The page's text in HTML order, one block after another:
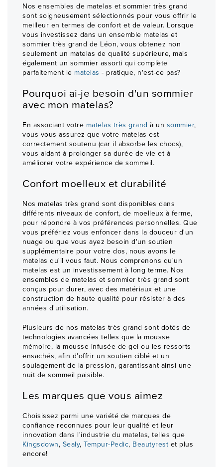
Nos ensembles de matelas et sommier très grand
sont soigneusement sélectionnés pour vous offrir le
meilleur en termes de confort et de valeur. Lorsque
vous investissez dans un ensemble matelas et
sommier très grand de Léon, vous obtenez non
seulement un matelas de qualité supérieure, mais
également un sommier assorti qui complète
parfaitement le matelas - pratique, n'est-ce pas?
Pourquoi ai-je besoin d'un sommier
avec mon matelas?
En associant votre matelas très grand à un sommier,
vous vous assurez que votre matelas est
correctement soutenu (car il absorbe les chocs),
vous aidant à prolonger sa durée de vie et à
améliorer votre expérience de sommeil.
Confort moelleux et durabilité
Nos matelas très grand sont disponibles dans
différents niveaux de confort, de moelleux à ferme,
pour répondre à vos préférences personnelles. Que
vous préfériez vous enfoncer dans la douceur d'un
nuage ou que vous ayez besoin d'un soutien
supplémentaire pour votre dos, nous avons le
matelas qu'il vous faut. Nous comprenons qu'un
matelas est un investissement à long terme. Nos
ensembles de matelas et sommier très grand sont
conçus pour durer, avec des matériaux et une
construction de haute qualité pour résister à des
années d'utilisation.
Plusieurs de nos matelas très grand sont dotés de
technologies avancées telles que la mousse
mémoire, la mousse infusée de gel ou les ressorts
ensachés, afin d'offrir un soutien ciblé et un
soulagement de la pression, garantissant ainsi une
nuit de sommeil paisible.
Les marques que vous aimez
Choisissez parmi une variété de marques de
confiance reconnues pour leur qualité et leur
innovation dans l'industrie du matelas, telles que
Kingsdown, Sealy, Tempur-Pedic, Beautyrest et plus
encore!